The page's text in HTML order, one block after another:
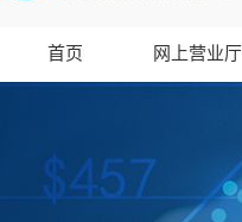
首页 网上营业厅